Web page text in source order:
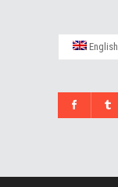
English